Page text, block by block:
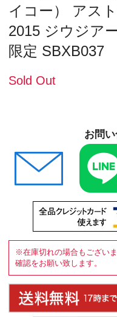
イコー） アス
2015 ジウジア
限定 SBXB037
Sold Out
お問
※在庫切れの場合もござい
確認をお願い致します。